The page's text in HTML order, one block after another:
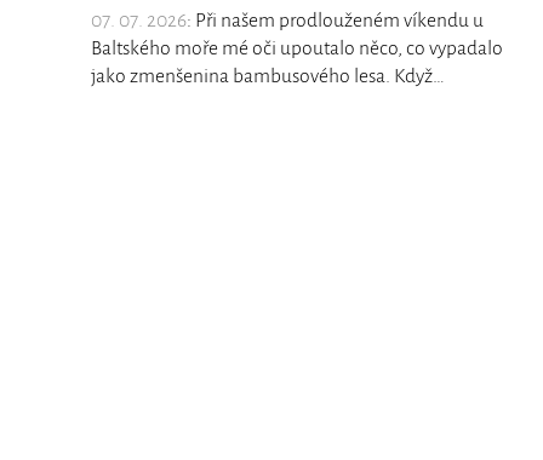
07. 07. 2026: Při našem prodlouženém víkendu u
Baltského moře mé oči upoutalo něco, co vypadalo
jako zmenšenina bambusového lesa. Když…